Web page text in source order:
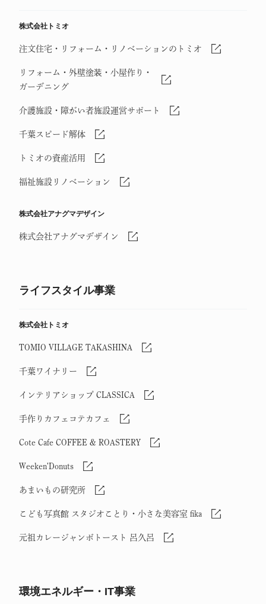
株式会社トミオ
注文住宅・リフォーム・リノベーションのトミオ
リフォーム・外壁塗装・小屋作り・
ガーデニング
介護施設・障がい者施設運営サポート
千葉スピード解体
トミオの資産活用
福祉施設リノベーション
株式会社アナグマデザイン
株式会社アナグマデザイン
ライフスタイル事業
株式会社トミオ
TOMIO VILLAGE TAKASHINA
千葉ワイナリー
インテリアショップ CLASSICA
手作りカフェコテカフェ
Cote Cafe COFFEE & ROASTERY
Weeken'Donuts
あまいもの研究所
こども写真館 スタジオことり・小さな美容室 fika
元祖カレージャンボトースト 呂久呂
環境エネルギー・IT事業